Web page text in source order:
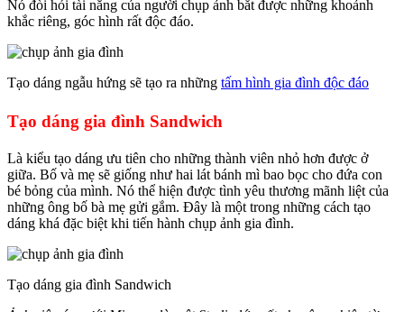
Nó đòi hỏi tài năng của người chụp ảnh bắt được những khoảnh
khắc riêng, góc hình rất độc đáo.
Tạo dáng ngẫu hứng sẽ tạo ra những tấm hình gia đình độc đáo
Tạo dáng gia đình Sandwich
Là kiểu tạo dáng ưu tiên cho những thành viên nhỏ hơn được ở
giữa. Bố và mẹ sẽ giống như hai lát bánh mì bao bọc cho đứa con
bé bỏng của mình. Nó thể hiện được tình yêu thương mãnh liệt của
những ông bố bà mẹ gửi gắm. Đây là một trong những cách tạo
dáng khá đặc biệt khi tiến hành chụp ảnh gia đình.
Tạo dáng gia đình Sandwich